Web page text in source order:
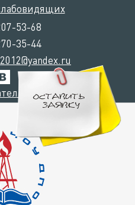
53-68
35-44
организации